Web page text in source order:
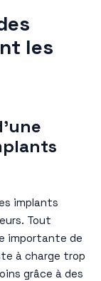
les
implants
Tout
importante de
à charge trop
grâce à des